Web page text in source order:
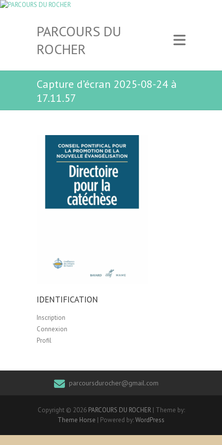
PARCOURS DU
ROCHER
Capture d’écran 2025-08-24 à
17.11.57
IDENTIFICATION
Inscription
Connexion
Profil
parcoursdurocher@gmail.com
Copyright © 2026 PARCOURS DU ROCHER| Theme by:
Theme Horse | Powered by:WordPress